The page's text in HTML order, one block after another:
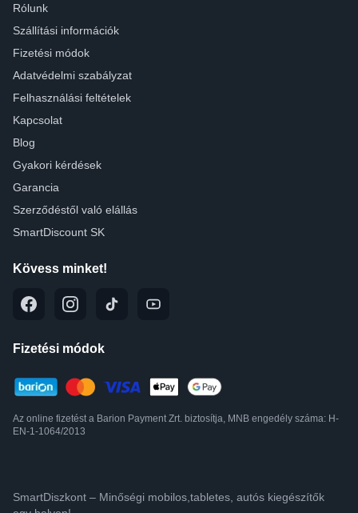
Rólunk
Szállítási információk
Fizetési módok
Adatvédelmi szabályzat
Felhasználási feltételek
Kapcsolat
Blog
Gyakori kérdések
Garancia
Szerződéstől való elállás
SmartDiscount SK
Kövess minket!
Fizetési módok
Az online fizetést a Barion Payment Zrt. biztosítja, MNB engedély száma: H-
EN-1-1064/2013
SmartDiszkont – Minőségi mobilos,tabletes, autós kiegészítők